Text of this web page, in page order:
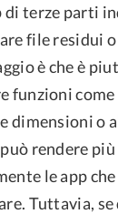
di terze parti
file residui
è che è
funzioni
dimensioni o
rendere
le app
Tuttavia,